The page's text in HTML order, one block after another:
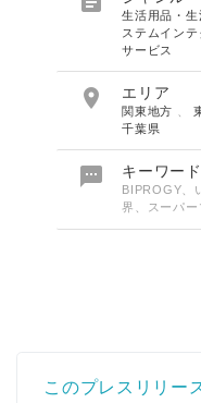
生活用品・生
ステムイン
サービス
 エリア
関東地方 、
千葉県
 キーワード
BIPROGY、
界、スーパー
このプレスリリー